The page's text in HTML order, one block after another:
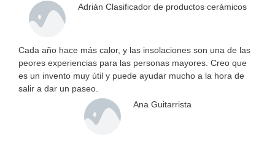
Adrián Clasificador de productos cerámicos
Cada año hace más calor, y las insolaciones son una de las
peores experiencias para las personas mayores. Creo que
es un invento muy útil y puede ayudar mucho a la hora de
salir a dar un paseo.
Ana Guitarrista